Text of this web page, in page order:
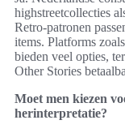
highstreetcollecties
Retro-patronen
items. Platforms
bieden veel opties,
Other Stories
Moet men kiezen
herinterpretatie?